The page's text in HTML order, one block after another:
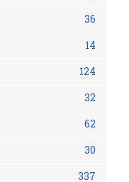
36
14
124
32
62
30
337